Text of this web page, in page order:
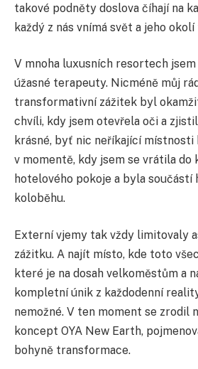
takové podněty doslova číhají na
každý z nás vnímá svět a jeho
V mnoha luxusních resortech
úžasné terapeuty. Nicméně můj
transformativní zážitek byl
chvíli, kdy jsem otevřela oči a
krásné, byť nic neříkající místnosti
v momentě, kdy jsem se vrátila do
hotelového pokoje a byla součástí
koloběhu.
Externí vjemy tak vždy limitovaly
zážitku. A najít místo, kde toto
které je na dosah velkoměstům a
kompletní únik z každodenní
nemožné. V ten moment se zrodil
koncept OYA New Earth,
bohyně transformace.